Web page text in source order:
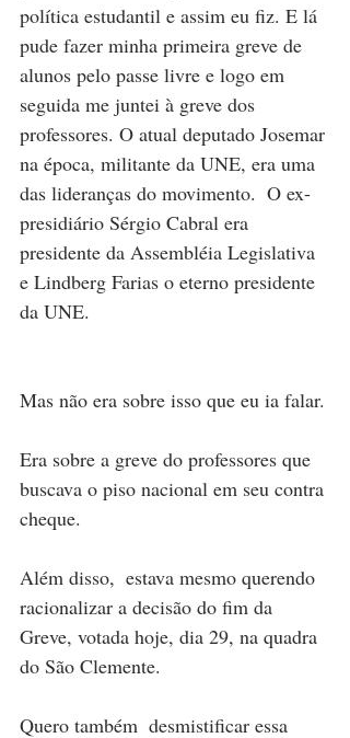
política estudantil e assim eu fiz. E lá
pude fazer minha primeira greve de
alunos pelo passe livre e logo em
seguida me juntei à greve dos
professores. O atual deputado Josemar
na época, militante da UNE, era uma
das lideranças do movimento.  O ex-
presidiário Sérgio Cabral era
presidente da Assembléia Legislativa
e Lindberg Farias o eterno presidente
da UNE.
Mas não era sobre isso que eu ia falar.
Era sobre a greve do professores que
buscava o piso nacional em seu contra
cheque.
Além disso,  estava mesmo querendo
racionalizar a decisão do fim da
Greve, votada hoje, dia 29, na quadra
do São Clemente.
Quero também  desmistificar essa